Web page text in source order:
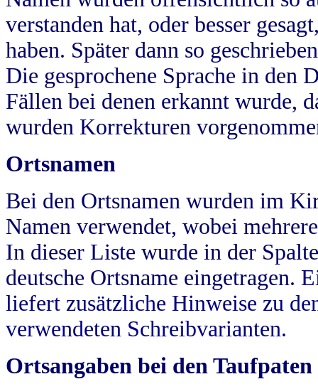
verstanden hat, oder besser
haben. Später dann so
Die gesprochene Sprache in
Fällen bei denen erkannt wurde,
wurden Korrekturen
Ortsnamen
Bei den Ortsnamen wurden im
Namen verwendet, wobei
In dieser Liste wurde in der
deutsche Ortsname eingetragen.
liefert zusätzliche Hinweise zu
verwendeten Schreibvarianten.
Ortsangaben bei den Taufpaten